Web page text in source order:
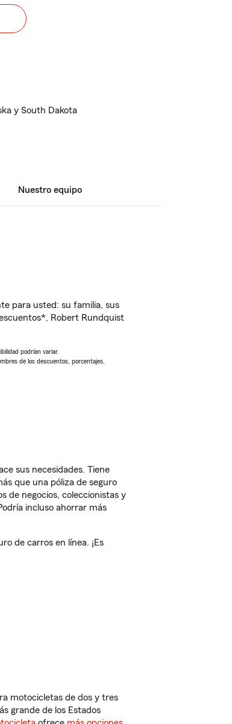
y South Dakota
Nuestro equipo
para usted: su familia, sus
Robert Rundquist
podrían variar.
de los descuentos, porcentajes,
sus necesidades. Tiene
que una póliza de seguro
de negocios, coleccionistas y
incluso ahorrar más
de carros en línea. ¡Es
motocicletas de dos y tres
grande de los Estados